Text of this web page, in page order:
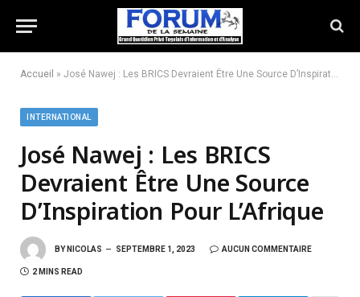
Accueil » José Nawej : Les BRICS Devraient Être Une Source D’Inspiration Pour L’Afrique
INTERNATIONAL
José Nawej : Les BRICS
Devraient Être Une Source
D’Inspiration Pour L’Afrique
BY NICOLAS SEPTEMBRE 1, 2023 AUCUN COMMENTAIRE
2 MINS READ